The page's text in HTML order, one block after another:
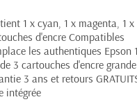
1 x cyan, 1 x magenta, 1
d'encre Compatibles
les authentiques Epson
3 cartouches d'encre
3 ans et retours
intégrée